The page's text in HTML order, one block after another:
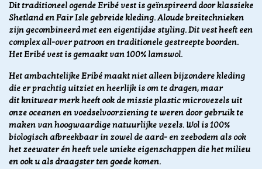
Dit traditioneel ogende Eribé vest is geïnspireerd door klassieke
Shetland en Fair Isle gebreide kleding. Aloude breitechnieken
zijn gecombineerd met een eigentijdse styling. Dit vest heeft een
complex all-over patroon en traditionele gestreepte boorden.
Het Eribé vest is gemaakt van 100% lamswol.
Het ambachtelijke Eribé maakt niet alleen bijzondere kleding
die er prachtig uitziet en heerlijk is om te dragen, maar
dit knitwear merk heeft ook de missie plastic microvezels uit
onze oceanen en voedselvoorziening te weren door gebruik te
maken van hoogwaardige natuurlijke vezels. Wol is 100%
biologisch afbreekbaar in zowel de aard- en zeebodem als ook
het zeewater én heeft vele unieke eigenschappen die het milieu
en ook u als draagster ten goede komen.